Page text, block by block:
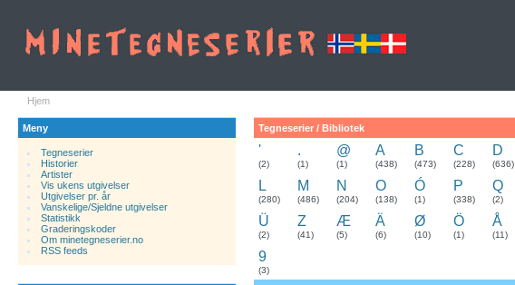
Hjem
Meny
Tegneserier
Historier.
Artister
Vis ukens utgivelser
Utgivelser pr. år
Vanskelige/Sjeldne utgivelser
Statistikk
Graderingskoder
Om minetegneserier.no
RSS feeds
Tegneserier / Bibliotek
'
(2)
.
(1)
@
(1)
A
(438)
B
(473)
C
(228)
D
(636)
L
(280)
M
(486)
N
(204)
O
(138)
Ó
(1)
P
(338)
Q
(2)
Ü
(2)
Z
(41)
Æ
(5)
Ä
(6)
Ø
(10)
Ö
(1)
Å
(11)
9
(3)